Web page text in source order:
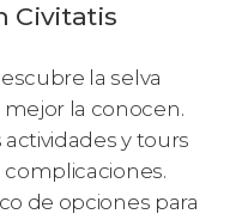
Civitatis
la selva
la conocen.
actividades y tours
de opciones para